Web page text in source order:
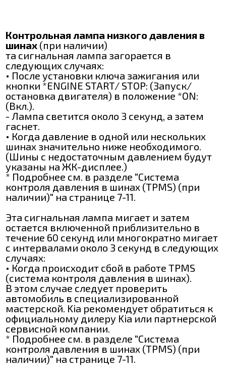
Контрольная лампа низкого давления в
шинах (при наличии)
та сигнальная лампа загорается в
следующих случаях:
• После установки ключа зажигания или
кнопки *ENGINE START/ STOP: (Запуск/
остановка двигателя) в положение *ON:
(Вкл.).
- Лампа светится около 3 секунд, а затем
гаснет.
• Когда давление в одной или нескольких
шинах значительно ниже необходимого.
(Шины с недостаточным давлением будут
указаны на ЖК-дисплее.)
* Подробнее см. в разделе "Система
контроля давления в шинах (TPMS) (при
наличии)" на странице 7-11.
Эта сигнальная лампа мигает и затем
остается включенной приблизительно в
течение 60 секунд или многократно мигает
с интервалами около 3 секунд в следующих
случаях:
• Когда происходит сбой в работе TPMS
(система контроля давления в шинах).
В этом случае следует проверить
автомобиль в специализированной
мастерской. Kia рекомендует обратиться к
официальному дилеру Kia или партнерской
сервисной компании.
* Подробнее см. в разделе "Система
контроля давления в шинах (TPMS) (при
наличии)" на странице 7-11.